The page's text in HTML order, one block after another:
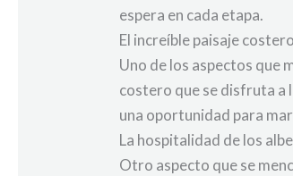
espera en cada etapa.
El increíble paisaje costero
Uno de los aspectos que
costero que se disfruta a
una oportunidad para
La hospitalidad de los
Otro aspecto que se